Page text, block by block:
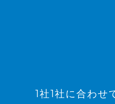
1社1社に合わせ